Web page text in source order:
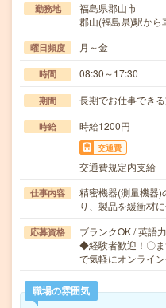
勤務地
福島県郡山市
郡山(福島県)駅から
曜日頻度 月～金
時間 08:30～17:30
期間 長期でお仕事でき
時給 時給1200円
交通費
交通費規定内支給
仕事内容
精密機器(測量機器)
り、製品を緩衝材
応募資格
ブランクOK / 英語
◆経験者歓迎！〇
で気軽にオンライ
職場の雰囲気